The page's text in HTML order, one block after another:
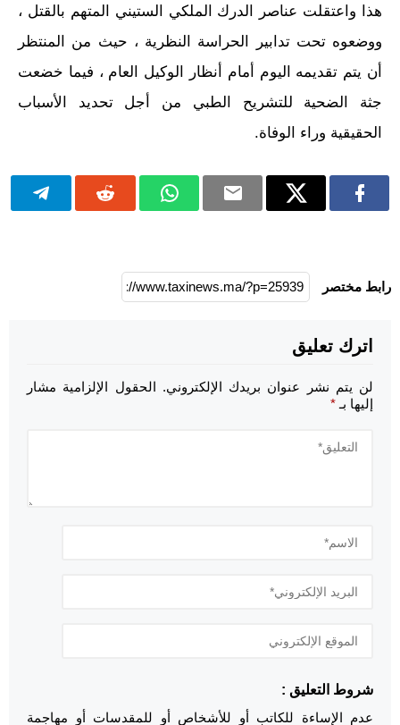
هذا واعتقلت عناصر الدرك الملكي الستيني المتهم بالقتل ،
ووضعوه تحت تدابير الحراسة النظرية ، حيث من المنتظر
أن يتم تقديمه اليوم أمام أنظار الوكيل العام ، فيما خضعت
جثة الضحية للتشريح الطبي من أجل تحديد الأسباب
الحقيقية وراء الوفاة.
رابط مختصر
اترك تعليق
لن يتم نشر عنوان بريدك الإلكتروني. الحقول الإلزامية مشار
إليها بـ *
شروط التعليق :
عدم الإساءة للكاتب أو للأشخاص أو للمقدسات أو مهاجمة